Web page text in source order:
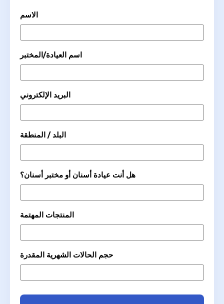
الاسم
اسم العيادة/المختبر
البريد الإلكتروني
البلد / المنطقة
هل أنت عيادة أسنان أو مختبر أسنان؟
المنتجات المهتمة
حجم الحالات الشهرية المقدرة